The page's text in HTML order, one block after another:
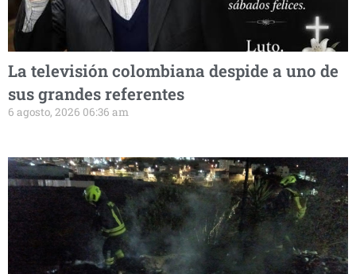
La televisión colombiana despide a uno de
sus grandes referentes
6 agosto, 2026 06:36 am